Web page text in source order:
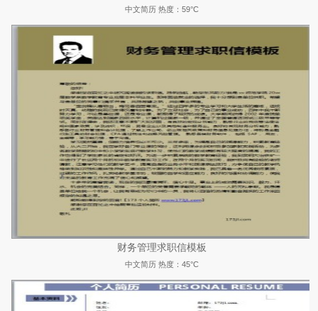
中文简历 热度：59°C
财务管理求职信模板
中文简历 热度：45°C